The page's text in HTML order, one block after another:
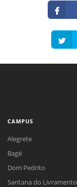
CAMPUS
Alegrete
Bagé
Dom Pedrito
Santana do Livramento